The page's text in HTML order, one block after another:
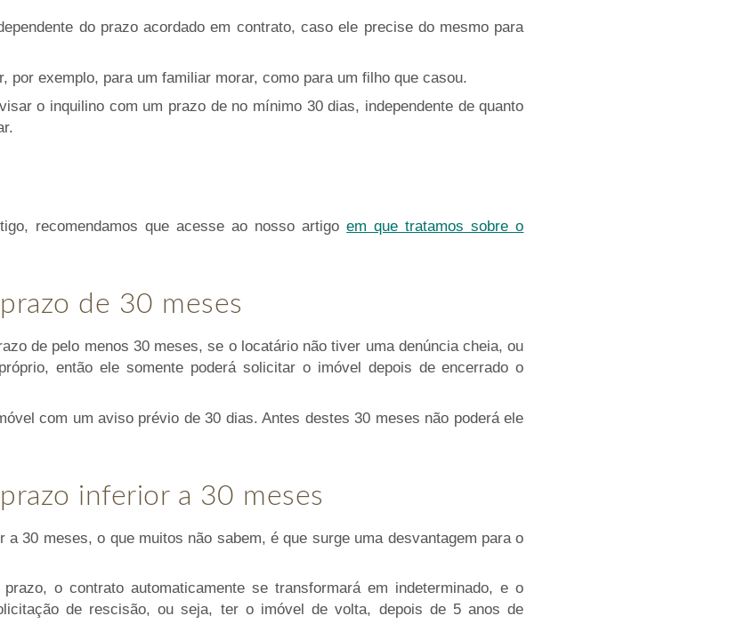
do prazo acordado em contrato, caso ele precise do mesmo para
por exemplo, para um familiar morar, como para um filho que casou.
o inquilino com um prazo de no mínimo 30 dias, independente de quanto
recomendamos que acesse ao nosso artigoem que tratamos sobre o
de 30 meses
de pelo menos 30 meses, se o locatário não tiver uma denúncia cheia, ou
então ele somente poderá solicitar o imóvel depois de encerrado o
com um aviso prévio de 30 dias. Antes destes 30 meses não poderá ele
inferior a 30 meses
30 meses, o que muitos não sabem, é que surge uma desvantagem para o
o contrato automaticamente se transformará em indeterminado, e o
de rescisão, ou seja, ter o imóvel de volta, depois de 5 anos de